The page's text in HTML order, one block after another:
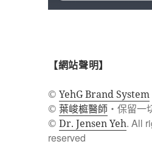
【網站聲明】
©YehG Brand System
©葉峻榳醫師 ・保留一
©Dr. Jensen Yeh. All
reserved